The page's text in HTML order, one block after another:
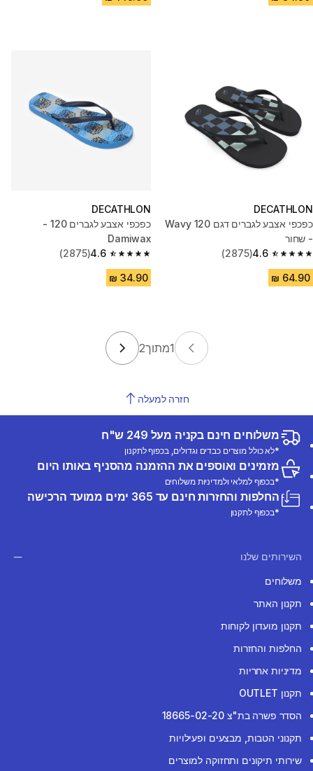
DECATHLON
כפכפי אצבע לגברים דגם 120 Wavy
- שחור
4.6
4.6 out of 5 stars from 2875 reviews
(2875)
DECATHLON
כפכפי אצבע לגברים 120 -
Damiwax
4.6
4.6 out of 5 stars from 2875 reviews
(2875)
1מתוך2
חזרה למעלה
משלוחים חינם בקניה מעל 249 ש"ח
*לא כולל מוצרים כבדים וגדולים, בכפוף לתקנון
מזמינים ואוספים את ההזמנה מהסניף באותו היום
*בכפוף למלאי ולמדיניות משלוחים
החלפות והחזרות חינם עד 365 ימים ממועד הרכישה
*בכפוף לתקנון
השירותים שלנו
משלוחים
תקנון האתר
תקנון מועדון לקוחות
החלפות והחזרות
מדיניות אחריות
תקנון OUTLET
הסדר פשרה בת"צ 18665-02-20
תקנוני הטבות, מבצעים ופעילויות
שירותי תיקונים ותחזוקה למוצרים